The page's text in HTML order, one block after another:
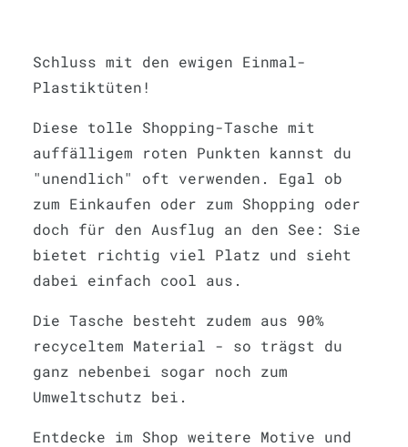
Schluss mit den ewigen Einmal-
Plastiktüten!
Diese tolle Shopping-Tasche mit
auffälligem roten Punkten kannst du
"unendlich" oft verwenden. Egal ob
zum Einkaufen oder zum Shopping oder
doch für den Ausflug an den See: Sie
bietet richtig viel Platz und sieht
dabei einfach cool aus.
Die Tasche besteht zudem aus 90%
recyceltem Material - so trägst du
ganz nebenbei sogar noch zum
Umweltschutz bei.
Entdecke im Shop weitere Motive und